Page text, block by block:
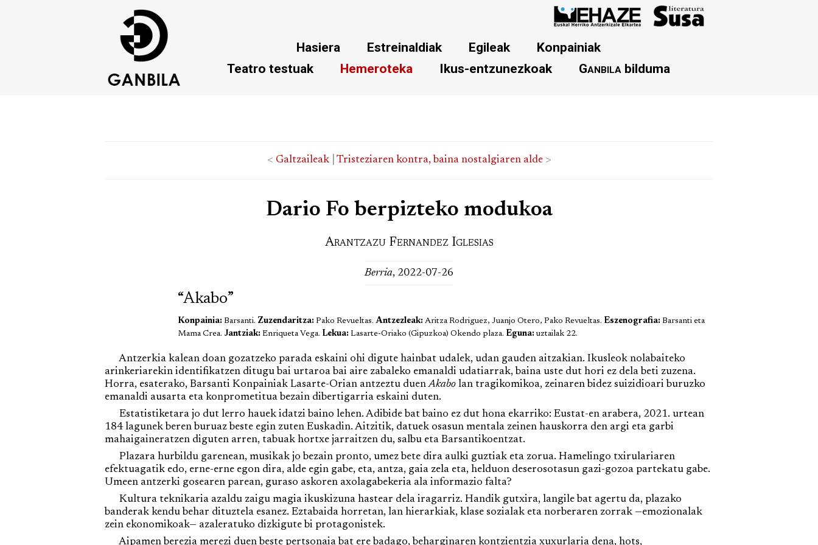
Hasiera Estreinaldiak Egileak
Konpainiak
Teatro testuak
Hemeroteka Ikus-entzunezkoak Ganbila bilduma
< Galtzaileak| Tristeziaren kontra, baina nostalgiaren alde>
Dario Fo berpizteko modukoa
Arantzazu Fernandez Iglesias
Berria, 2022-07-26
“Akabo”
Konpainia: Barsanti. Zuzendaritza: Pako Revueltas. Antzezleak: Aritza Rodriguez, Juanjo Otero, Pako Revueltas. Eszenografia: Barsanti eta
Mama Crea. Jantziak: Enriqueta Vega. Lekua: Lasarte-Oriako (Gipuzkoa) Okendo plaza. Eguna:uztailak 22.
Antzerkia kalean doan gozatzeko parada eskaini ohi digute hainbat udalek, udan gauden aitzakian. Ikusleok nolabaiteko
arinkeriarekin identifikatzen ditugu bai urtaroa bai aire zabaleko emanaldi udatiarrak, baina uste dut hori ez dela beti zuzena.
Horra, esaterako, Barsanti Konpainiak Lasarte-Orian antzeztu duenAkabo lan tragikomikoa, zeinaren bidez suizidioari buruzko
emanaldi ausarta eta konprometitua bezain dibertigarria eskaini duten.
Estatistiketara jo dut lerro hauek idatzi baino lehen. Adibide bat baino ez dut hona ekarriko: Eustat-en arabera, 2021. urtean
184 lagunek beren buruaz beste egin zuten Euskadin. Aitzitik, datuek osasun mentala zeinen hauskorra den argi eta garbi
mahaigaineratzen diguten arren, tabuak hortxe jarraitzen du, salbu eta Barsantikoentzat.
Plazara hurbildu garenean, musikak jo bezain pronto, umez bete dira aulki guztiak eta zorua. Hamelingo txirulariaren
efektuagatik edo, erne-erne egon dira, alde egin gabe, eta, antza, gaia zela eta, helduon deserosotasun gazi-gozoa partekatu gabe.
Umeen antzerki gosearen parean, guraso askoren axolagabekeria ala informazio falta?
Kultura teknikaria azaldu zaigu magia ikuskizuna hastear dela iragarriz. Handik gutxira, langile bat agertu da, plazako
banderak kendu behar dituztela esanez. Eztabaida horretan, lan hierarkiak, klase sozialak eta norberaren zorrak —emozionalak
zein ekonomikoak— azaleratuko dizkigute bi protagonistek.
Aipamen berezia merezi duen beste pertsonaia bat ere badago, beharginaren kontzientzia xuxurlaria dena, hots,